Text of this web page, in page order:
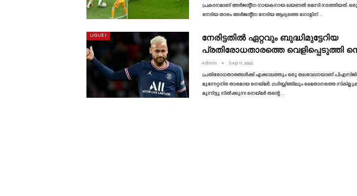
പ്രകടനമാണ് അർജന്റീന നായകനായ ലയണൽ മെസി നടത്തിയത്. ഒരു
നേടിയ താരം അർജന്റീന നേടിയ ആദ്യത്തെ ഗോളിന്…
LIGUE 1
നേരിട്ടതിൽ ഏറ്റവും ബുദ്ധിമുട്ടേറിയ
പ്രതിരോധതാരത്തെ വെളിപ്പെടുത്തി
Admin Sep 11, 2022
പ്രതിരോധതാരങ്ങൾക്ക് എക്കാലത്തും ഒരു തലവേദനയാണ്
മുന്നേറ്റനിര താരമായ നെയ്‌മർ. ഡ്രിബ്ലിങ്ങിലും മൈതാനത്തെ
മുന്നിട്ടു നിൽക്കുന്ന നെയ്‌മർ തന്റെ…